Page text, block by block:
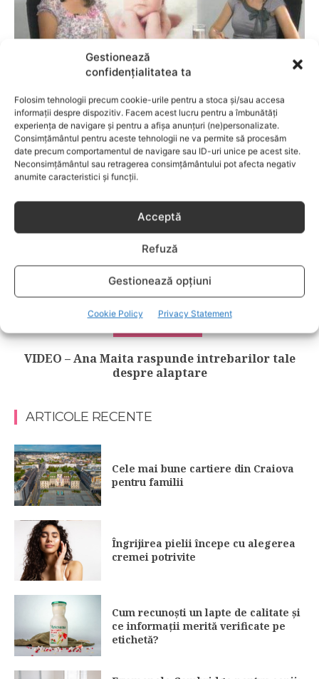
Gestionează
confidențialitatea ta
Folosim tehnologii precum cookie-urile pentru a stoca și/sau accesa
informații despre dispozitiv. Facem acest lucru pentru a îmbunătăți
experiența de navigare și pentru a afișa anunțuri (ne)personalizate.
Consimțământul pentru aceste tehnologii ne va permite să procesăm
date precum comportamentul de navigare sau ID-uri unice pe acest site.
Neconsimțământul sau retragerea consimțământului pot afecta negativ
anumite caracteristici și funcții.
Acceptă
Refuză
Gestionează opțiuni
Cookie Policy Privacy Statement
Video – Centrul ProMama sprijina mamele
care vor sa alapteze
VIDEO – Ana Maita raspunde intrebarilor tale
despre alaptare
ARTICOLE RECENTE
Cele mai bune cartiere din Craiova
pentru familii
Îngrijirea pielii începe cu alegerea
cremei potrivite
Cum recunoști un lapte de calitate și
ce informații merită verificate pe
etichetă?